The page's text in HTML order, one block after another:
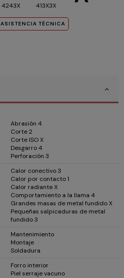
4243X 413X3X
ASISTENCIA TÉCNICA
Abrasión 4
Corte 2
Corte ISO X
Desgarro 4
Perforación 3
Calor conectivo 3
Calor por contacto 1
Calor radiante X
Comportamiento a la llama 4
Grandes masas de metal fundido X
Pequeñas salpicaduras de metal
fundido 3
Mantenimiento
Montaje
Soldadura
Forro interior
Piel serraje vacuno